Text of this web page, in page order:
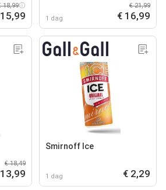
18,99
1 dag
€ 21,99
€ 16,99
€ 18,49
Smirnoff Ice
1 dag € 2,29